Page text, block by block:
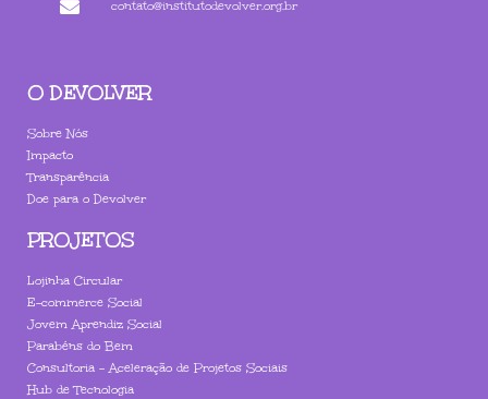
contato@institutodevolver.org.br
O DEVOLVER
Sobre Nós
Impacto
Transparência
Doe para o Devolver
PROJETOS
Lojinha Circular
E-commerce Social
Jovem Aprendiz Social
Parabéns do Bem
Consultoria - Aceleração de Projetos Sociais
Hub de Tecnologia